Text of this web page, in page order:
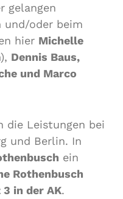
gelangen
und/oder beim
hier Michelle
Dennis Baus,
und Marco
die Leistungen bei
und Berlin. In
ein
Rothenbusch
3 in der AK.